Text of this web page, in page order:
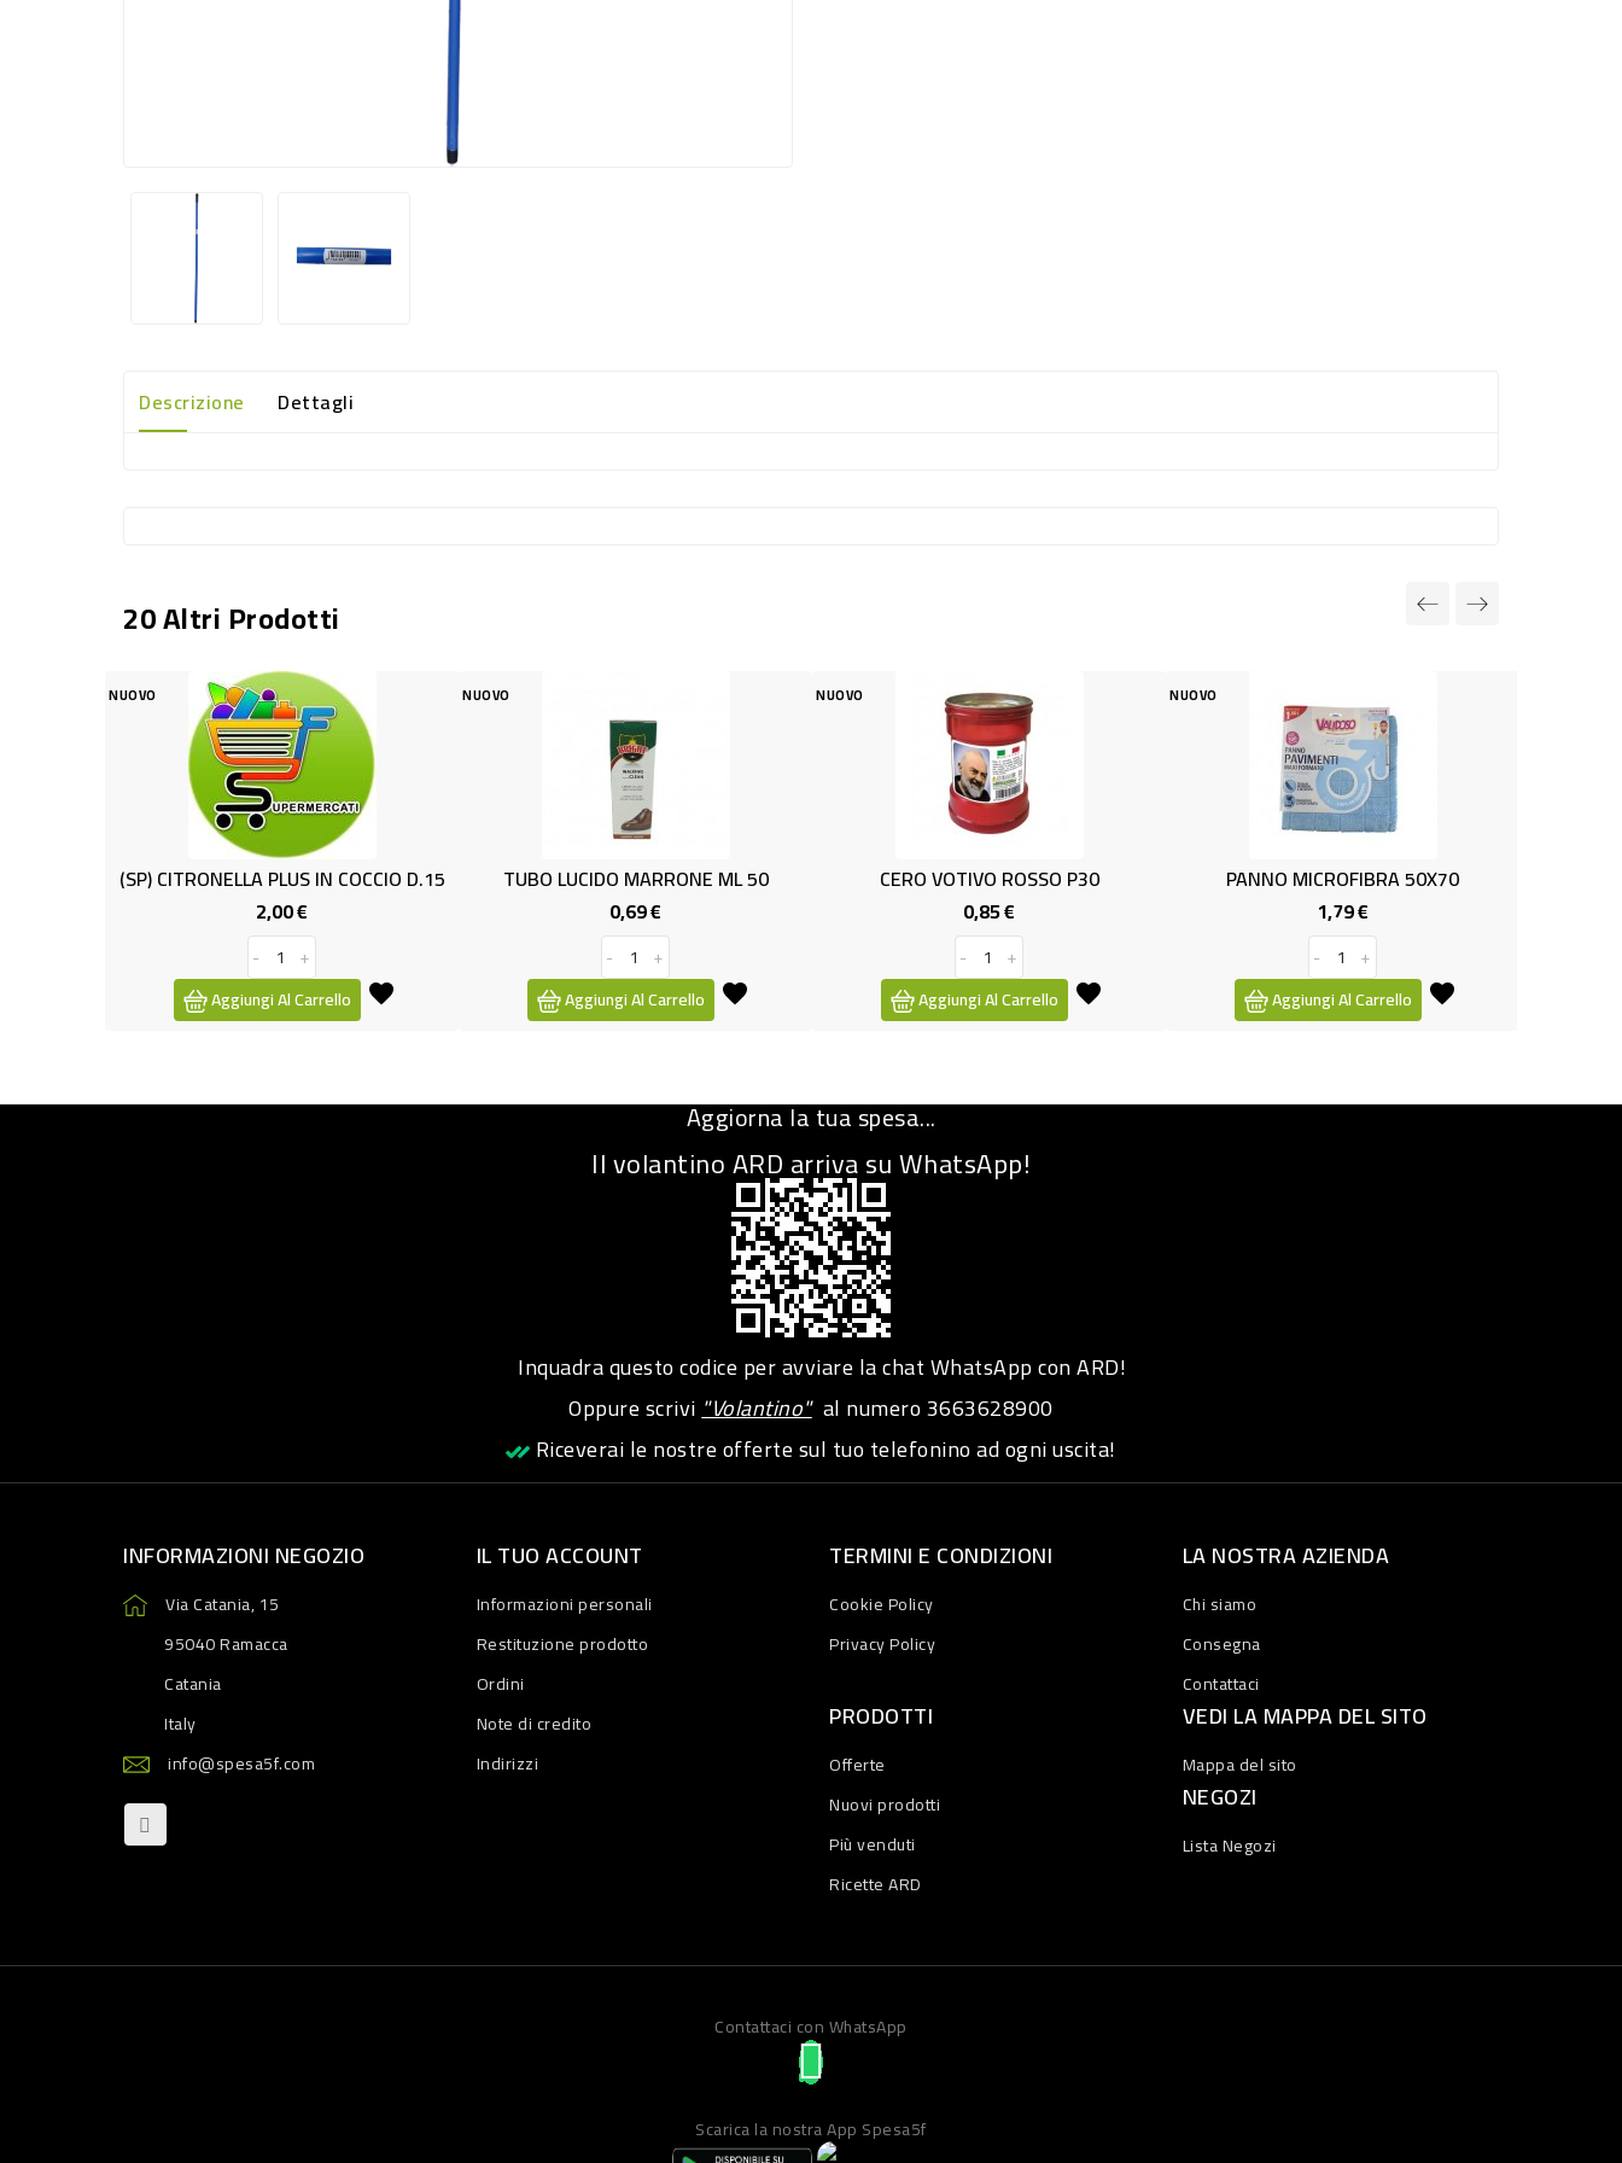
Descrizione Dettagli
20 Altri Prodotti
CITRONELLA PLUS IN COCCIO D.15
Aggiungi Al Carrello
NUOVO
TUBO LUCIDO MARRONE ML 50
Aggiungi Al Carrello
CERO VOTIVO ROSSO P30
Aggiungi Al Carrello
PANNO MICROFIBRA 50X70
Aggiungi Al Carrello
Aggiorna la tua spesa...
Il volantino ARD arriva su WhatsApp!
Inquadra questo codice per avviare la chat WhatsApp con ARD!
Oppure scrivi"Volantino"al numero3663628900
Riceverai le nostre offerte sul tuo telefonino ad ogni uscita!
INFORMAZIONI NEGOZIO
Via Catania, 15
95040 Ramacca
Catania
Italy
info@spesa5f.com
IL TUO ACCOUNT
Informazioni personali
Restituzione prodotto
Ordini
Note di credito
Indirizzi
TERMINI E CONDIZIONI
Cookie Policy
Privacy Policy
LA NOSTRA AZIENDA
Chi siamo
Consegna
Contattaci
PRODOTTI
Offerte
Nuovi prodotti
Più venduti
Ricette ARD
VEDI LA MAPPA DEL SITO
Mappa del sito
NEGOZI
Lista Negozi
Contattaci con WhatsApp
Scarica la nostra App Spesa5f